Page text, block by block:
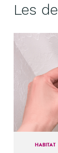
Les
HABITAT